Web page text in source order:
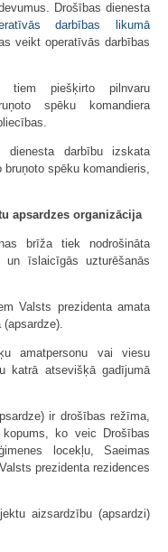
Drošības dienesta
darbības likumā
veikt operatīvās darbības
tiem piešķirto pilnvaru
spēku komandiera
darbību izskata
spēku komandieris,
apsardzes organizācija
brīža tiek nodrošināta
un īslaicīgās uzturēšanās
Valsts prezidenta amata
amatpersonu vai viesu
katrā atsevišķā gadījumā
ir drošības režīma,
ko veic Drošības
locekļu, Saeimas
prezidenta rezidences
aizsardzību (apsardzi)